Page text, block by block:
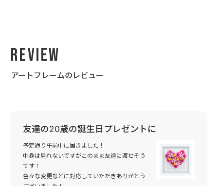
Review
アートフレームのレビュー
友達の20歳の誕生日プレゼントに
予定通り午前中に届きました！
中身は見れないですがこのまま友達に渡せそう
です！
色々な変更などに対応していただきありがとう